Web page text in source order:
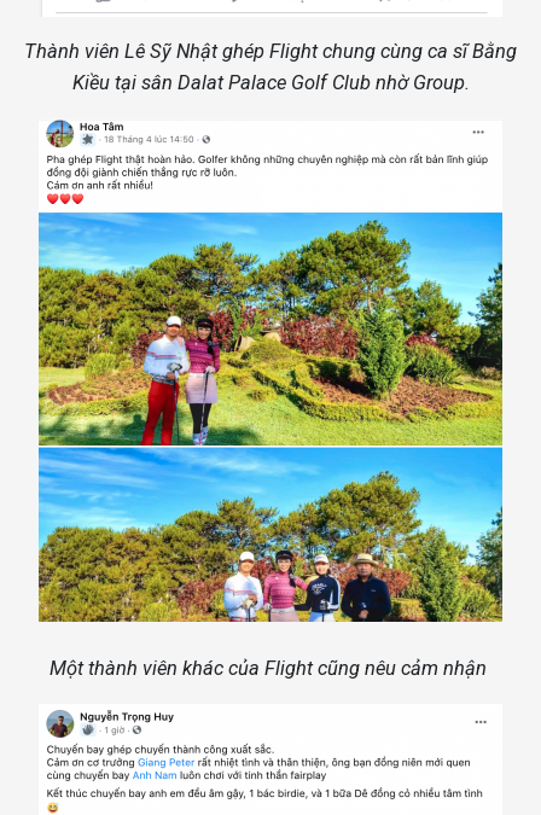
Thành viên Lê Sỹ Nhật ghép Flight chung cùng ca sĩ Bằng
Kiều tại sân Dalat Palace Golf Club nhờ Group.
Một thành viên khác của Flight cũng nêu cảm nhận